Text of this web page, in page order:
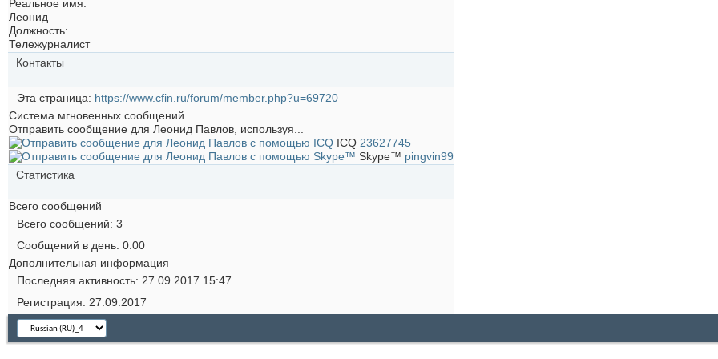
Реальное имя:
Леонид
Должность:
Тележурналист
Контакты
Эта страница https://www.cfin.ru/forum/member.php?u=69720
Система мгновенных сообщений
Отправить сообщение для Леонид Павлов, используя...
ICQ 23627745
Skype™ pingvin99
Статистика
Всего сообщений
Всего сообщений 3
Сообщений в день 0.00
Дополнительная информация
Последняя активность 27.09.2017 15:47
Регистрация 27.09.2017